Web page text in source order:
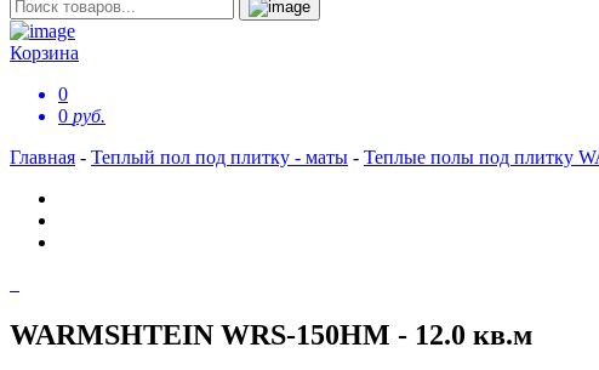
Корзина
0
0 руб.
Главная - Теплый пол под плитку - маты - Теплые полы под плитку
WARMSHTEIN WRS-150HM - 12.0 кв.м